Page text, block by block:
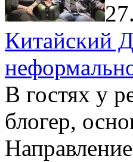
Китайский
В гостях у
блогер,